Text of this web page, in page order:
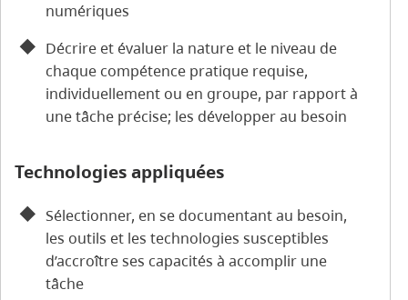
numériques
Décrire et évaluer la nature et le niveau de
chaque compétence pratique requise,
individuellement ou en groupe, par rapport à
une tâche précise; les développer au besoin
Technologies appliquées
Sélectionner, en se documentant au besoin,
les outils et les technologies susceptibles
d’accroître ses capacités à accomplir une
tâche